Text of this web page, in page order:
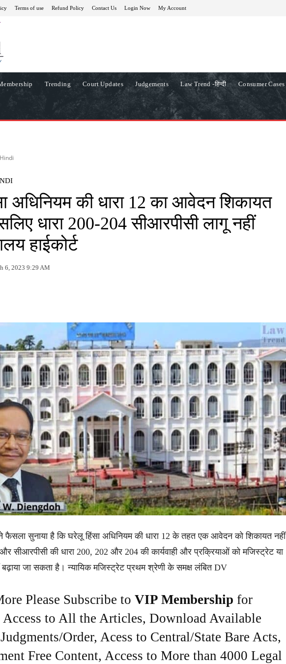
Terms of use Refund Policy Contact Us Login Now My Account
Trending Court Updates Judgements Law Trend -हिन्दी Consumer Cases
अधिनियम की धारा 12 का आवेदन शिकायत
धारा 200-204 सीआरपीसी लागू नहीं
हाईकोर्ट
6, 2023 9:29 AM
फैसला सुनाया है कि घरेलू हिंसा अधिनियम की धारा 12 के तहत एक आवेदन को शिकायत नहीं
सीआरपीसी की धारा 200, 202 और 204 की कार्यवाही और प्रक्रियाओं को मजिस्ट्रेट या
बढ़ाया जा सकता है। न्यायिक मजिस्ट्रेट प्रथम श्रेणी के समक्ष लंबित DV
Please Subscribe to VIP Membership for
to All the Articles, Download Available
Order, Acess to Central/State Bare Acts,
Free Content, Access to More than 4000 Legal